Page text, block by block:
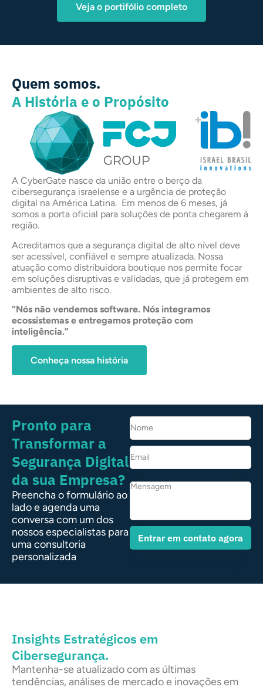
Veja o portifólio completo
Quem somos.
A História e o Propósito
+
A CyberGate nasce da união entre o berço da
cibersegurança israelense e a urgência de proteção
digital na América Latina. Em menos de 6 meses, já
somos a porta oficial para soluções de ponta chegarem à
região.
Acreditamos que a segurança digital de alto nível deve
ser acessível, confiável e sempre atualizada. Nossa
atuação como distribuidora boutique nos permite focar
em soluções disruptivas e validadas, que já protegem em
ambientes de alto risco.
“Nós não vendemos software. Nós integramos
ecossistemas e entregamos proteção com
inteligência.”
Conheça nossa história
Pronto para
Transformar a
Segurança Digital
da sua Empresa?
Preencha o formulário ao
lado e agenda uma
conversa com um dos
nossos especialistas para
uma consultoria
personalizada
Entrar em contato agora
Insights Estratégicos em
Cibersegurança.
Mantenha-se atualizado com as últimas
tendências, análises de mercado e inovações em